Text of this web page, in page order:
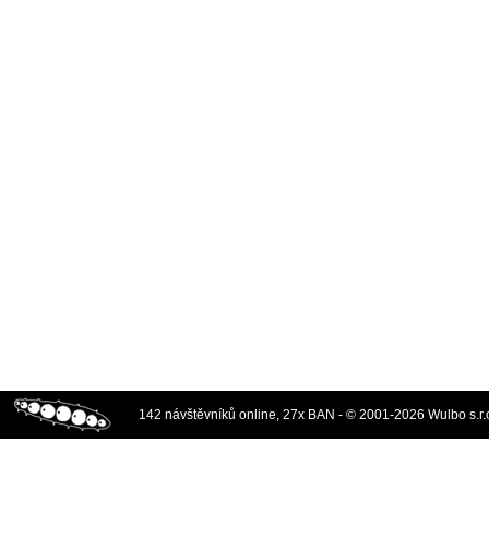
142 návštěvníků online, 27x BAN - © 2001-2026 Wulbo